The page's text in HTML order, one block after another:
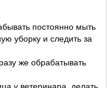
постоянно мыть
уборку и следить за
же обрабатывать
у ветеринара, делать